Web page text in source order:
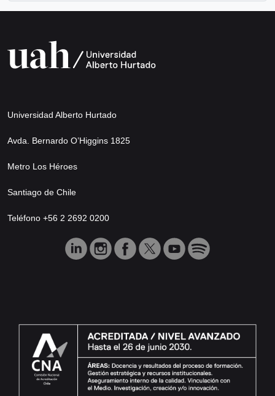
Universidad Alberto Hurtado
Avda. Bernardo O’Higgins 1825
Metro Los Héroes
Santiago de Chile
Teléfono +56 2 2692 0200